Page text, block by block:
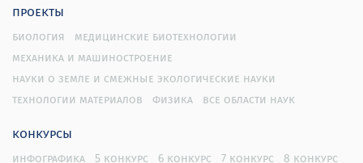
проекты
биология
медицинские биотехнологии
механика и машиностроение
науки о земле и смежные экологические науки
технологии материалов
физика все области наук
конкурсы
инфографика 5 конкурс 6 конкурс 7 конкурс
8 конкурс